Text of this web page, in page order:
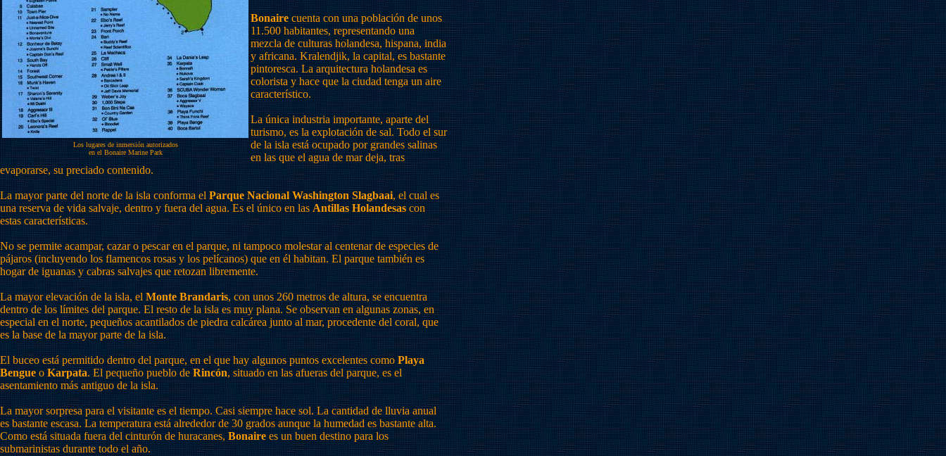
Los lugares de inmersión autorizados
en el Bonaire Marine Park
Bonaire cuenta con una población de unos
11.500 habitantes, representando una
mezcla de culturas holandesa, hispana, india
y africana. Kralendjik, la capital, es bastante
pintoresca. La arquitectura holandesa es
colorista y hace que la ciudad tenga un aire
característico.
La única industria importante, aparte del
turismo, es la explotación de sal. Todo el sur
de la isla está ocupado por grandes salinas
en las que el agua de mar deja, tras
evaporarse, su preciado contenido.
La mayor parte del norte de la isla conforma el Parque Nacional Washington Slagbaai, el cual es
una reserva de vida salvaje, dentro y fuera del agua. Es el único en las Antillas Holandesas con
estas características.
No se permite acampar, cazar o pescar en el parque, ni tampoco molestar al centenar de especies de
pájaros (incluyendo los flamencos rosas y los pelícanos) que en él habitan. El parque también es
hogar de iguanas y cabras salvajes que retozan libremente.
La mayor elevación de la isla, el Monte Brandaris, con unos 260 metros de altura, se encuentra
dentro de los límites del parque. El resto de la isla es muy plana. Se observan en algunas zonas, en
especial en el norte, pequeños acantilados de piedra calcárea junto al mar, procedente del coral, que
es la base de la mayor parte de la isla.
El buceo está permitido dentro del parque, en el que hay algunos puntos excelentes comoPlaya
Bengue o Karpata. El pequeño pueblo de Rincón, situado en las afueras del parque, es el
asentamiento más antiguo de la isla.
La mayor sorpresa para el visitante es el tiempo. Casi siempre hace sol. La cantidad de lluvia anual
es bastante escasa. La temperatura está alrededor de 30 grados aunque la humedad es bastante alta.
Como está situada fuera del cinturón de huracanes,Bonaire es un buen destino para los
submarinistas durante todo el año.